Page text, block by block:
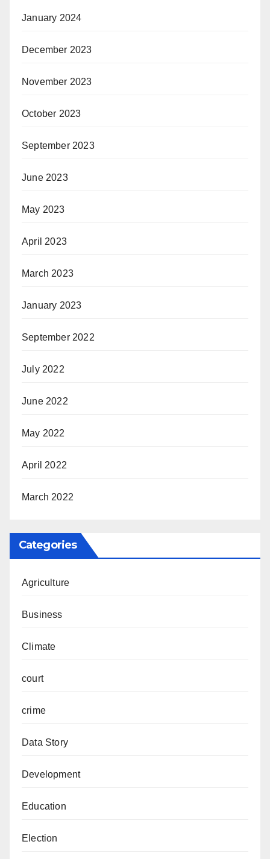
January 2024
December 2023
November 2023
October 2023
September 2023
June 2023
May 2023
April 2023
March 2023
January 2023
September 2022
July 2022
June 2022
May 2022
April 2022
March 2022
Categories
Agriculture
Business
Climate
court
crime
Data Story
Development
Education
Election